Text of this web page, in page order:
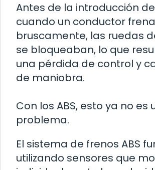
Antes de la introducción de
cuando un conductor
bruscamente, las ruedas
se bloqueaban, lo que
una pérdida de control y
de maniobra.
Con los ABS, esto ya no es
problema.
El sistema de frenos ABS
utilizando sensores que